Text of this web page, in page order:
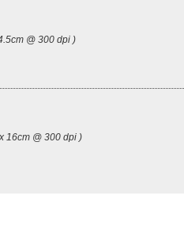
@ 300 dpi )
16cm @ 300 dpi )